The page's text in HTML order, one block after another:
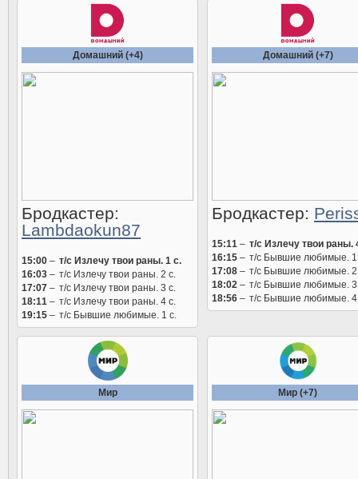
Домашний (+4)
Бродкастер:
Lambdaokun87
15:00 – т/с Излечу твои раны. 1 с.
16:03 – т/с Излечу твои раны. 2 с.
17:07 – т/с Излечу твои раны. 3 с.
18:11 – т/с Излечу твои раны. 4 с.
19:15 – т/с Бывшие любимые. 1 с.
Домашний (+7)
Бродкастер:
15:11 – т/с Излечу твои раны.
16:15 – т/с Бывшие любимые. 1
17:08 – т/с Бывшие любимые. 2
18:02 – т/с Бывшие любимые. 3
18:56 – т/с Бывшие любимые. 4
Мир Мир (+7)